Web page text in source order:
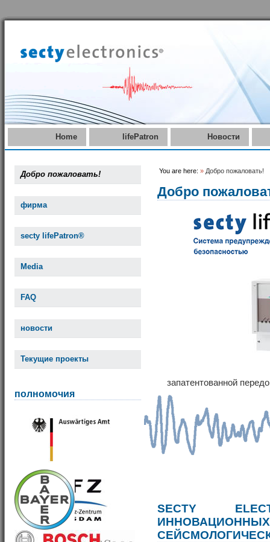
Home lifePatron Новости
Добро пожаловать!
фирма
secty lifePatron®
Media
FAQ
новости
Текущие проекты
полномочия
You are here: » Добро пожаловать!
Добро
запатентованной
SECTY